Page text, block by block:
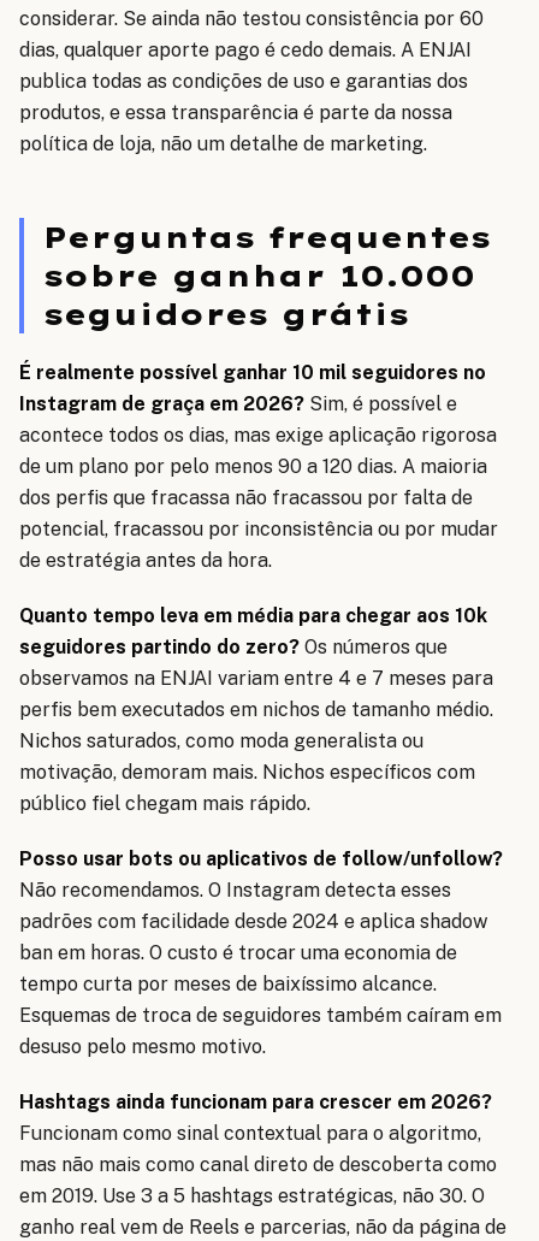
considerar. Se ainda não testou consistência por 60
dias, qualquer aporte pago é cedo demais. A ENJAI
publica todas as condições de uso e garantias dos
produtos, e essa transparência é parte da nossa
política de loja, não um detalhe de marketing.
Perguntas frequentes
sobre ganhar 10.000
seguidores grátis
É realmente possível ganhar 10 mil seguidores no
Instagram de graça em 2026? Sim, é possível e
acontece todos os dias, mas exige aplicação rigorosa
de um plano por pelo menos 90 a 120 dias. A maioria
dos perfis que fracassa não fracassou por falta de
potencial, fracassou por inconsistência ou por mudar
de estratégia antes da hora.
Quanto tempo leva em média para chegar aos 10k
seguidores partindo do zero? Os números que
observamos na ENJAI variam entre 4 e 7 meses para
perfis bem executados em nichos de tamanho médio.
Nichos saturados, como moda generalista ou
motivação, demoram mais. Nichos específicos com
público fiel chegam mais rápido.
Posso usar bots ou aplicativos de follow/unfollow?
Não recomendamos. O Instagram detecta esses
padrões com facilidade desde 2024 e aplica shadow
ban em horas. O custo é trocar uma economia de
tempo curta por meses de baixíssimo alcance.
Esquemas de troca de seguidores também caíram em
desuso pelo mesmo motivo.
Hashtags ainda funcionam para crescer em 2026?
Funcionam como sinal contextual para o algoritmo,
mas não mais como canal direto de descoberta como
em 2019. Use 3 a 5 hashtags estratégicas, não 30. O
ganho real vem de Reels e parcerias, não da página de